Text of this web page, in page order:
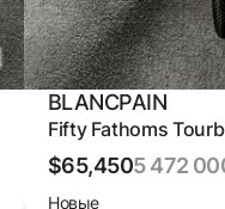
BLANCPAIN
Fifty Fathoms
$65,4505 472
Новые